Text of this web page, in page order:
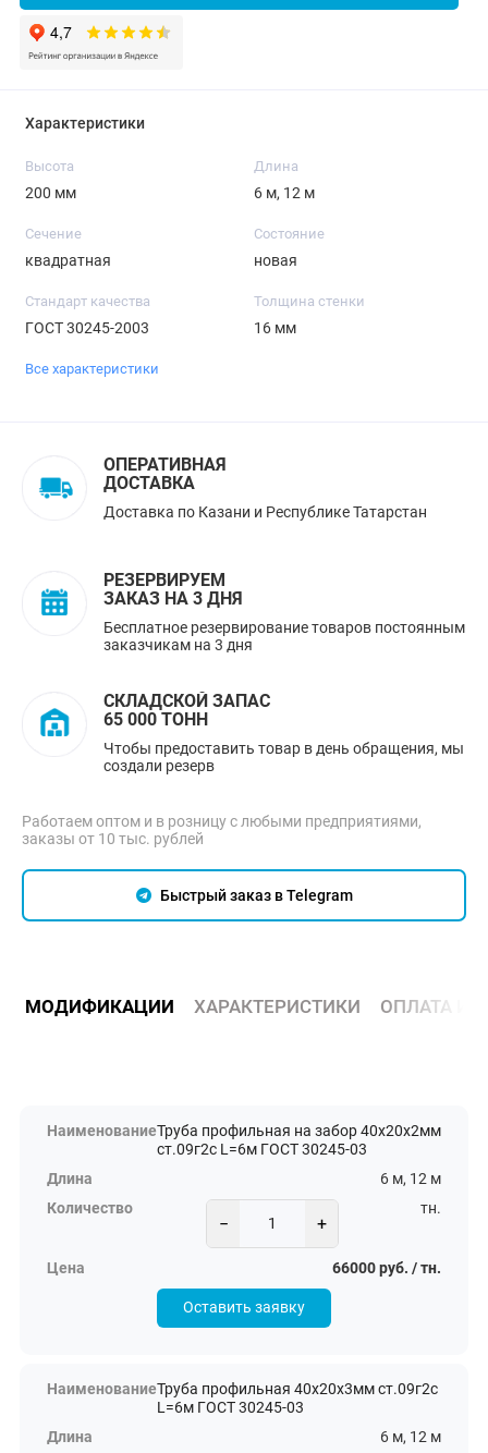
Характеристики
Высота
200 мм
Длина
6 м, 12 м
Сечение
квадратная
Состояние
новая
Стандарт качества
ГОСТ 30245-2003
Толщина стенки
16 мм
Все характеристики
ОПЕРАТИВНАЯ
ДОСТАВКА
Доставка по Казани и Республике Татарстан
РЕЗЕРВИРУЕМ
ЗАКАЗ НА 3 ДНЯ
Бесплатное резервирование товаров постоянным
заказчикам на 3 дня
СКЛАДСКОЙ ЗАПАС
65 000 ТОНН
Чтобы предоставить товар в день обращения, мы
создали резерв
Работаем оптом и в розницу с любыми предприятиями,
заказы от 10 тыс. рублей
Быстрый заказ в Telegram
МОДИФИКАЦИИ ХАРАКТЕРИСТИКИ ОПЛАТА И
Труба профильная на забор 40х20х2мм
ст.09г2с L=6м ГОСТ 30245-03
6 м, 12 м
− +
тн.
66000 руб. / тн.
Оставить заявку
Труба профильная 40х20х3мм ст.09г2с
L=6м ГОСТ 30245-03
6 м, 12 м